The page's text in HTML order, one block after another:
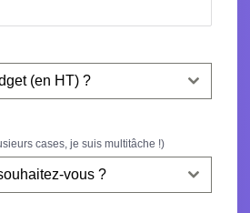
(en HT) ?
cases, je suis multitâche !)
vous ?